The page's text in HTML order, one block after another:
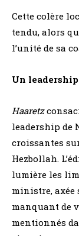
Cette colère
tendu, alors
l’unité de sa
Un
Haaretz
leadership de
croissantes
Hezbollah.
lumière les
ministre, axée
manquant de
mentionnés